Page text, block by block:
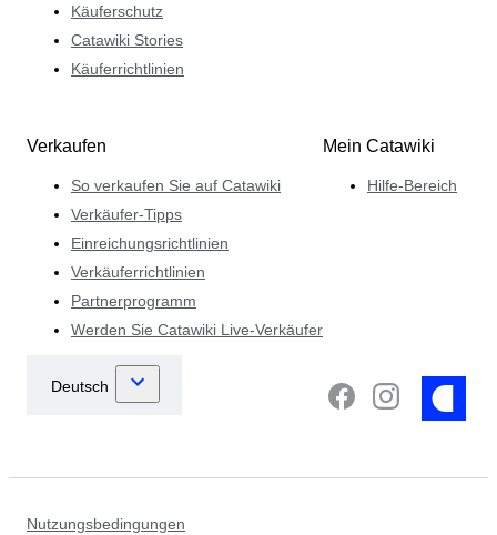
Käuferschutz
Catawiki Stories
Käuferrichtlinien
Verkaufen
So verkaufen Sie auf Catawiki
Verkäufer-Tipps
Einreichungsrichtlinien
Verkäuferrichtlinien
Partnerprogramm
Werden Sie Catawiki Live-Verkäufer
Mein Catawiki
Hilfe-Bereich
Nutzungsbedingungen